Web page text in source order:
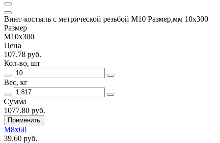
Винт-костыль с метрической резьбой М10 Размер,мм 10х300
Размер
М10х300
Цена
107.78 руб.
Кол-во, шт
Вес, кг
Сумма
1077.80 руб.
Применить
М8х60
39.60 руб.